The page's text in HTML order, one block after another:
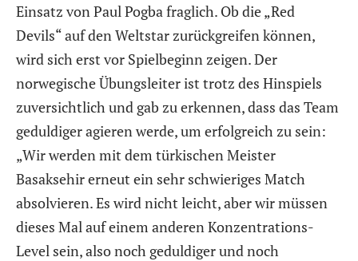
Einsatz von Paul Pogba fraglich. Ob die „Red
Devils“ auf den Weltstar zurückgreifen können,
wird sich erst vor Spielbeginn zeigen. Der
norwegische Übungsleiter ist trotz des Hinspiels
zuversichtlich und gab zu erkennen, dass das Team
geduldiger agieren werde, um erfolgreich zu sein:
„Wir werden mit dem türkischen Meister
Basaksehir erneut ein sehr schwieriges Match
absolvieren. Es wird nicht leicht, aber wir müssen
dieses Mal auf einem anderen Konzentrations-
Level sein, also noch geduldiger und noch